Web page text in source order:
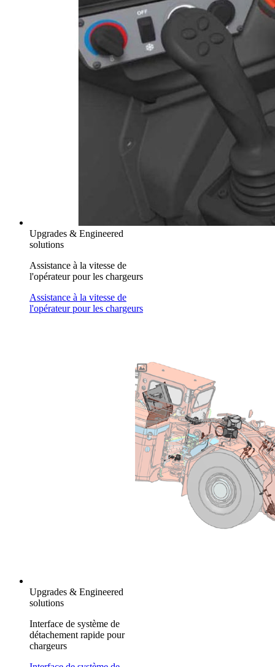
Upgrades & Engineered
solutions
Assistance à la vitesse de
l'opérateur pour les chargeurs
Assistance à la vitesse de
l'opérateur pour les chargeurs
Upgrades & Engineered
solutions
Interface de système de
détachement rapide pour
chargeurs